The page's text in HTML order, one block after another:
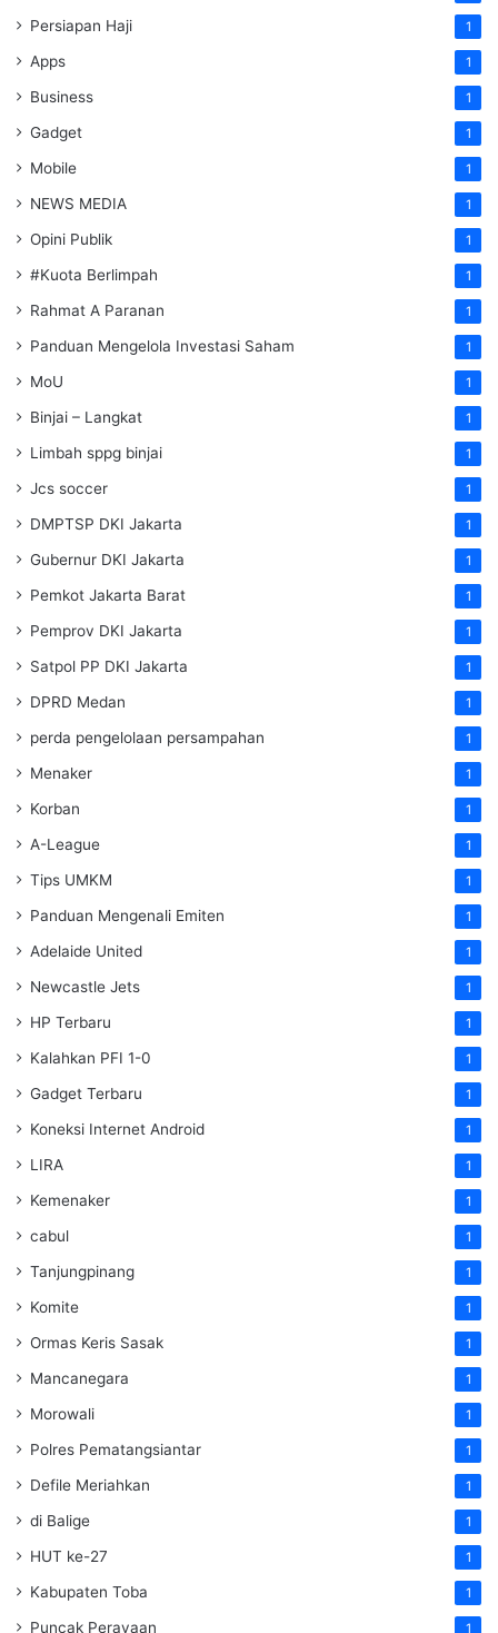
Persiapan Haji 1
Apps 1
Business 1
Gadget 1
Mobile 1
NEWS MEDIA 1
Opini Publik 1
#Kuota Berlimpah 1
Rahmat A Paranan 1
Panduan Mengelola Investasi Saham 1
MoU 1
Binjai – Langkat 1
Limbah sppg binjai 1
Jcs soccer 1
DMPTSP DKI Jakarta 1
Gubernur DKI Jakarta 1
Pemkot Jakarta Barat 1
Pemprov DKI Jakarta 1
Satpol PP DKI Jakarta 1
DPRD Medan 1
perda pengelolaan persampahan 1
Menaker 1
Korban 1
A-League 1
Tips UMKM 1
Panduan Mengenali Emiten 1
Adelaide United 1
Newcastle Jets 1
HP Terbaru 1
Kalahkan PFI 1-0 1
Gadget Terbaru 1
Koneksi Internet Android 1
LIRA 1
Kemenaker 1
cabul 1
Tanjungpinang 1
Komite 1
Ormas Keris Sasak 1
Mancanegara 1
Morowali 1
Polres Pematangsiantar 1
Defile Meriahkan 1
di Balige 1
HUT ke-27 1
Kabupaten Toba 1
Puncak Perayaan 1